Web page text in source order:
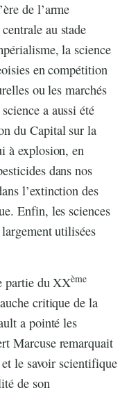
de l’arme
au stade
la science
en compétition
ou les marchés
a aussi été
du Capital sur la
à explosion, en
dans nos
l’extinction des
Enfin, les sciences
utilisées
partie du XXème
critique de la
a pointé les
Marcuse remarquait
le savoir scientifique
de son